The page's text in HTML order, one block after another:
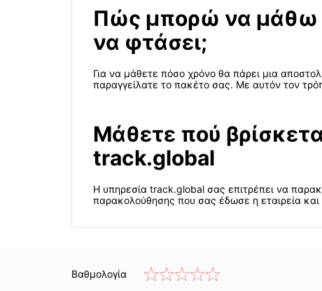
Πώς μπορώ να μάθω
να φτάσει;
Για να μάθετε πόσο χρόνο θα πάρει μια
παραγγείλατε το πακέτο σας. Με αυτόν τον
Μάθετε πού
track.global
Η υπηρεσία track.global σας επιτρέπει να
παρακολούθησης που σας έδωσε η εταιρεία και
Βαθμολογία